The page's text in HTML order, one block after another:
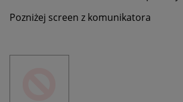
Pozniżej screen z komunikatora